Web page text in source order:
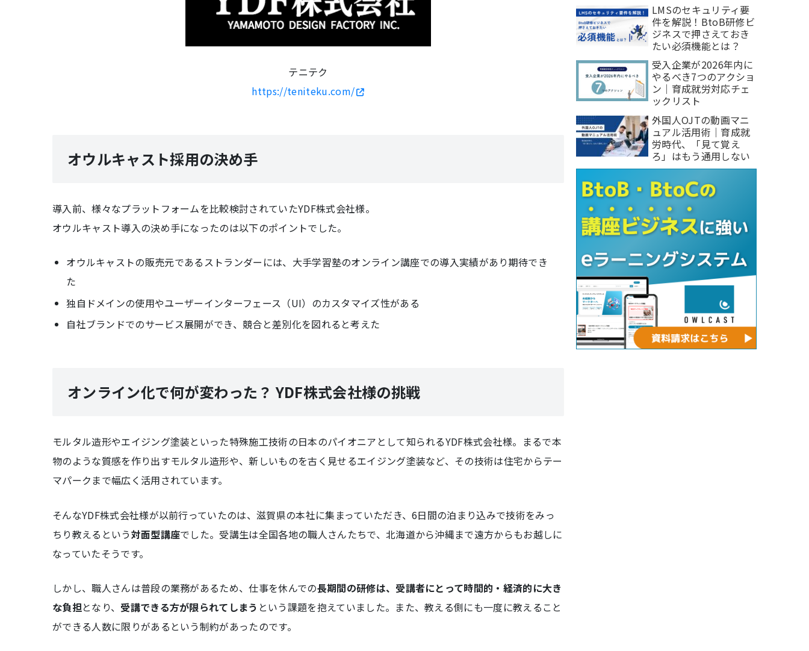
テニテク
https://teniteku.com/
オウルキャスト採用の決め手
導入前、様々なプラットフォームを比較検討されていたYDF株式会社様。
オウルキャスト導入の決め手になったのは以下のポイントでした。
オウルキャストの販売元であるストランダーには、大手学習塾のオンライン講座での導入実績があり期待でき
た
独自ドメインの使用やユーザーインターフェース（UI）のカスタマイズ性がある
自社ブランドでのサービス展開ができ、競合と差別化を図れると考えた
オンライン化で何が変わった？ YDF株式会社様の挑戦
モルタル造形やエイジング塗装といった特殊施工技術の日本のパイオニアとして知られるYDF株式会社様。まるで本
物のような質感を作り出すモルタル造形や、新しいものを古く見せるエイジング塗装など、その技術は住宅からテー
マパークまで幅広く活用されています。
そんなYDF株式会社様が以前行っていたのは、滋賀県の本社に集まっていただき、6日間の泊まり込みで技術をみっ
ちり教えるという対面型講座でした。受講生は全国各地の職人さんたちで、北海道から沖縄まで遠方からもお越しに
なっていたそうです。
しかし、職人さんは普段の業務があるため、仕事を休んでの長期間の研修は、受講者にとって時間的・経済的に大き
な負担となり、 受講できる方が限られてしまう という課題を抱えていました。また、教える側にも一度に教えること
ができる人数に限りがあるという制約があったのです。
LMSのセキュリティ要
件を解説！BtoB研修ビ
ジネスで押さえておき
たい必須機能とは？
受入企業が2026年内に
やるべき7つのアクショ
ン｜育成就労対応チェ
ックリスト
外国人OJTの動画マニ
ュアル活用術｜育成就
労時代、「見て覚え
ろ」はもう通用しない